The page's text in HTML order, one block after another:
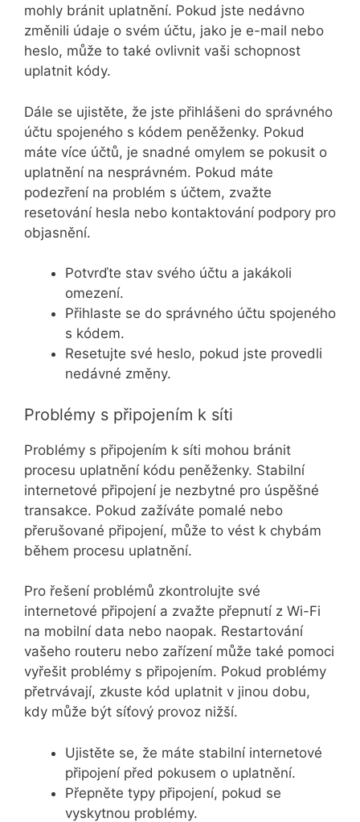
mohly bránit uplatnění. Pokud jste nedávno
změnili údaje o svém účtu, jako je e-mail nebo
heslo, může to také ovlivnit vaši schopnost
uplatnit kódy.
Dále se ujistěte, že jste přihlášeni do správného
účtu spojeného s kódem peněženky. Pokud
máte více účtů, je snadné omylem se pokusit o
uplatnění na nesprávném. Pokud máte
podezření na problém s účtem, zvažte
resetování hesla nebo kontaktování podpory pro
objasnění.
Potvrďte stav svého účtu a jakákoli
omezení.
Přihlaste se do správného účtu spojeného
s kódem.
Resetujte své heslo, pokud jste provedli
nedávné změny.
Problémy s připojením k síti
Problémy s připojením k síti mohou bránit
procesu uplatnění kódu peněženky. Stabilní
internetové připojení je nezbytné pro úspěšné
transakce. Pokud zažíváte pomalé nebo
přerušované připojení, může to vést k chybám
během procesu uplatnění.
Pro řešení problémů zkontrolujte své
internetové připojení a zvažte přepnutí z Wi-Fi
na mobilní data nebo naopak. Restartování
vašeho routeru nebo zařízení může také pomoci
vyřešit problémy s připojením. Pokud problémy
přetrvávají, zkuste kód uplatnit v jinou dobu,
kdy může být síťový provoz nižší.
Ujistěte se, že máte stabilní internetové
připojení před pokusem o uplatnění.
Přepněte typy připojení, pokud se
vyskytnou problémy.